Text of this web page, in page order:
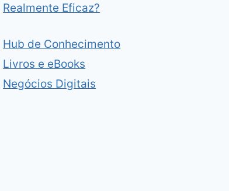
Realmente Eficaz?
Hub de Conhecimento
Livros e eBooks
Negócios Digitais